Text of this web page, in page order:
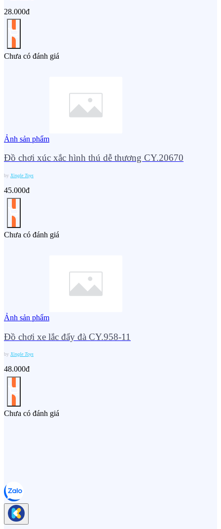
28.000đ
Chưa có đánh giá
Ảnh sản phẩm
Đồ chơi xúc xắc hình thú dễ thương CY.20670
by Xingle Toys
45.000đ
Chưa có đánh giá
Ảnh sản phẩm
Đồ chơi xe lắc đẩy đà CY.958-11
by Xingle Toys
48.000đ
Chưa có đánh giá